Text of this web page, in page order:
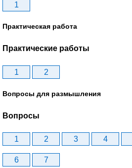
1
Практическая работа
Практические работы
1 2
Вопросы для размышления
Вопросы
1 2 3 4
6 7